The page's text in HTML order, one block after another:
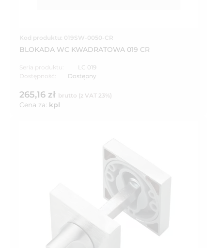
Kod produktu: 019SW-0050-CR
BLOKADA WC KWADRATOWA 019 CR
Seria produktu:
LC 019
Dostępność:
Dostępny
265,16 zł brutto (z VAT 23%)
Cena za: kpl